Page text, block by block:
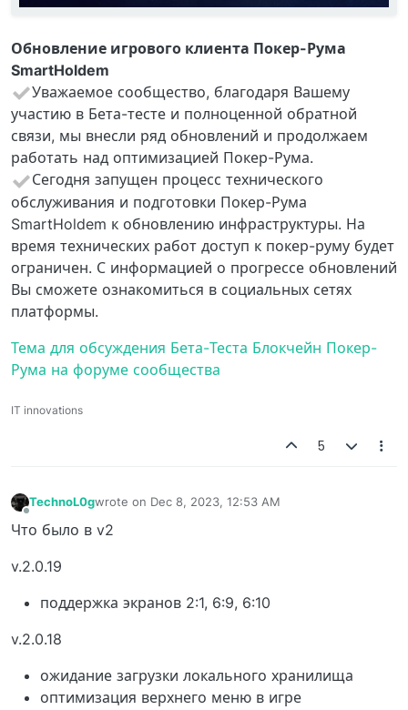
Обновление игрового клиента Покер-Рума
SmartHoldem
Уважаемое сообщество, благодаря Вашему
участию в Бета-тесте и полноценной обратной
связи, мы внесли ряд обновлений и продолжаем
работать над оптимизацией Покер-Рума.
Сегодня запущен процесс технического
обслуживания и подготовки Покер-Рума
SmartHoldem к обновлению инфраструктуры. На
время технических работ доступ к покер-руму будет
ограничен. С информацией о прогрессе обновлений
Вы сможете ознакомиться в социальных сетях
платформы.
Тема для обсуждения Бета-Теста Блокчейн Покер-
Рума на форуме сообщества
IT innovations
5
Offline
TechnoL0gwrote on Dec 8, 2023, 12:53 AM
last edited by
Что было в v2
v.2.0.19
поддержка экранов 2:1, 6:9, 6:10
v.2.0.18
ожидание загрузки локального хранилища
оптимизация верхнего меню в игре